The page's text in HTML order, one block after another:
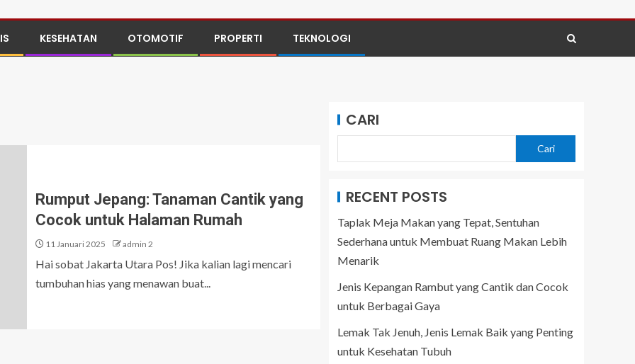
KESEHATAN OTOMOTIF PROPERTI TEKNOLOGI
Rumput Jepang: Tanaman Cantik yang
Cocok untuk Halaman Rumah
11 Januari 2025 admin 2
Hai sobat Jakarta Utara Pos! Jika kalian lagi mencari
tumbuhan hias yang menawan buat...
CARI
Cari
RECENT POSTS
Taplak Meja Makan yang Tepat, Sentuhan
Sederhana untuk Membuat Ruang Makan Lebih
Menarik
Jenis Kepangan Rambut yang Cantik dan Cocok
untuk Berbagai Gaya
Lemak Tak Jenuh, Jenis Lemak Baik yang Penting
untuk Kesehatan Tubuh